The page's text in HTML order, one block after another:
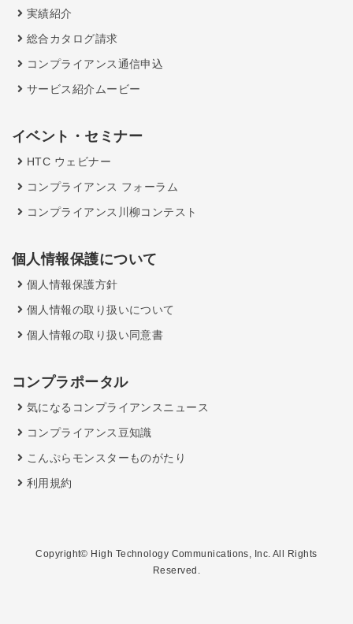
実績紹介
総合カタログ請求
コンプライアンス通信申込
サービス紹介ムービー
イベント・セミナー
HTC ウェビナー
コンプライアンス フォーラム
コンプライアンス川柳コンテスト
個人情報保護について
個人情報保護方針
個人情報の取り扱いについて
個人情報の取り扱い同意書
コンプラポータル
気になるコンプライアンスニュース
コンプライアンス豆知識
こんぷらモンスターものがたり
利用規約
Copyright© High Technology Communications, Inc. All Rights
Reserved.